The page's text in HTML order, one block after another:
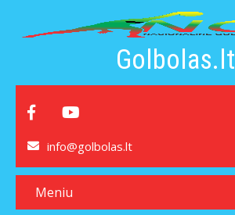
Golbolas.lt
info@golbolas.lt
Meniu